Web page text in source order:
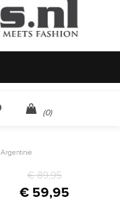
(0)
Argentinië
€ 89,95
€ 59,95